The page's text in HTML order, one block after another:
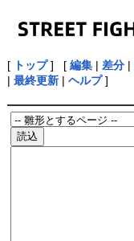
[ トップ] [ 編集| 差分|
| 最終更新| ヘルプ]